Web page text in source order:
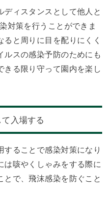
ディスタンスとして他人と
対策を行うことができま
と周りに目を配りにくく
ルスの感染予防のためにも
きる限り守って園内を楽し
入場する
ることで感染対策になり
は咳やくしゃみをする際に
とで、飛沫感染を防ぐこと